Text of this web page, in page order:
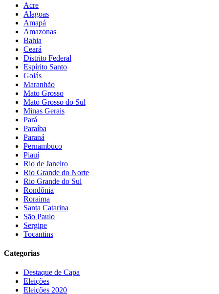
Acre
Alagoas
Amapá
Amazonas
Bahia
Ceará
Distrito Federal
Espírito Santo
Goiás
Maranhão
Mato Grosso
Mato Grosso do Sul
Minas Gerais
Pará
Paraíba
Paraná
Pernambuco
Piauí
Rio de Janeiro
Rio Grande do Norte
Rio Grande do Sul
Rondônia
Roraima
Santa Catarina
São Paulo
Sergipe
Tocantins
Categorias
Destaque de Capa
Eleições
Eleições 2020